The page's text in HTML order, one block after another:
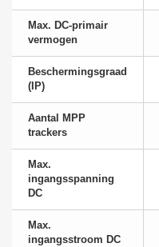
Max. DC-primair
vermogen
Beschermingsgraad
(IP)
Aantal MPP
trackers
Max.
ingangsspanning
DC
Max.
ingangsstroom DC